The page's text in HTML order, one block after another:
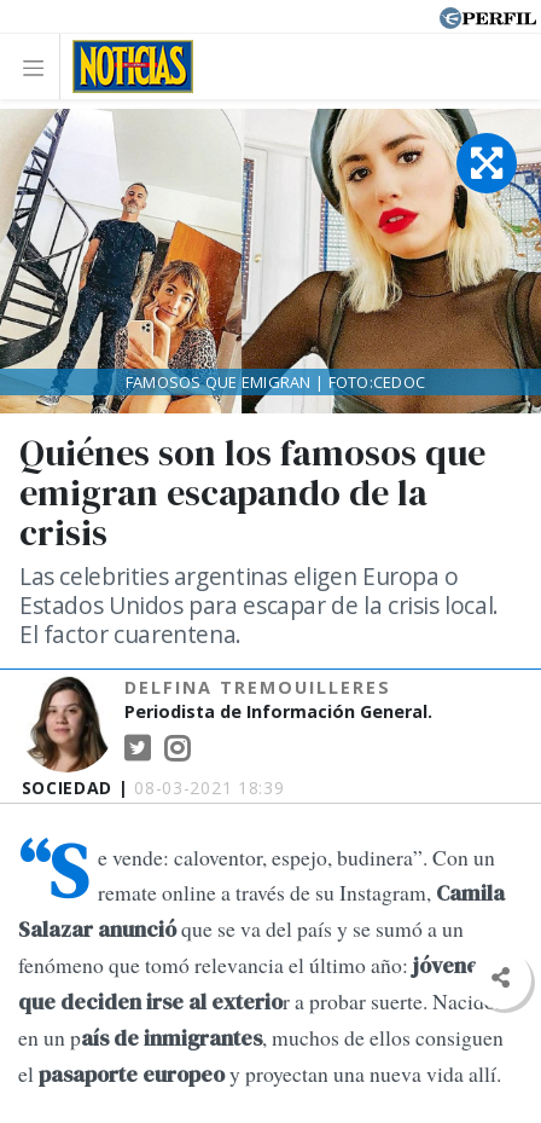
SOCIEDAD | 08-03-2021 18:39
Quiénes son los famosos que
emigran escapando de la
crisis
Las celebrities argentinas eligen Europa o
Estados Unidos para escapar de la crisis local.
El factor cuarentena.
DELFINA TREMOUILLERES
Periodista de Información General.
FAMOSOS QUE EMIGRAN | FOTO:CEDOC
“S e vende: caloventor, espejo, budinera”. Con un
remate online a través de su Instagram, Camila
Salazar anuncióque se va del país y se sumó a un
fenómeno que tomó relevancia el último año: jóvenes
que deciden irse al exterior a probar suerte. Nacidos
en un país de inmigrantes, muchos de ellos consiguen
elpasaporte europeoy proyectan una nueva vida allí.